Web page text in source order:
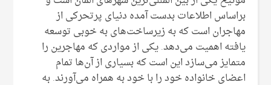
براساس اطلاعات بدست آمده دنیای پرتحرکی از
مهاجران است که به زیرساخت‌های به خوبی توسعه
یافته اهمیت می‌دهد. یکی از مواردی که مهاجرین را
متمایز می‌سازد این است که بسیاری از آن‌ها تمام
اعضای خانواده خود را با خود به همراه می‌آورند. به